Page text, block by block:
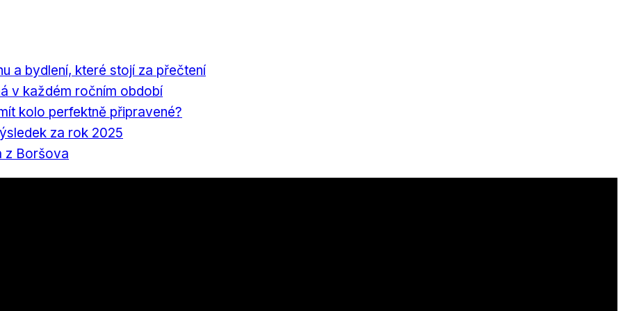
a bydlení, které stojí za přečtení
v každém ročním období
kolo perfektně připravené?
za rok 2025
z Boršova